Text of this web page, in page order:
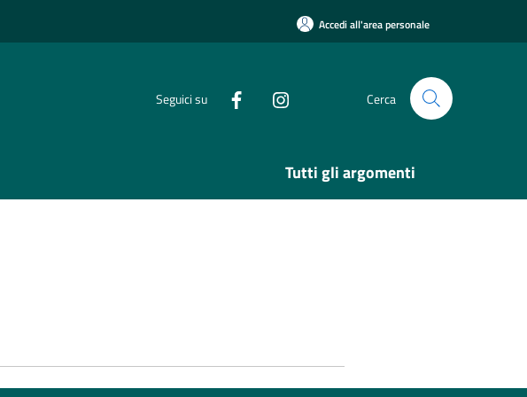
Accedi all'area personale
Seguici su Cerca
Tutti gli argomenti